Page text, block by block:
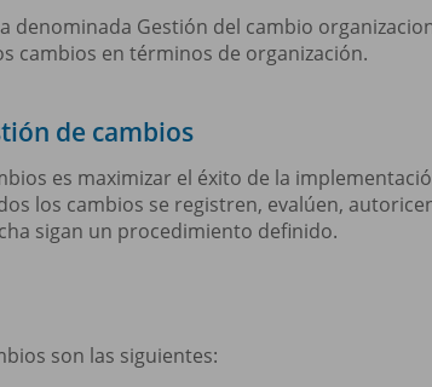
denominada Gestión del cambio
cambios en términos de organización.
de cambios
es maximizar el éxito de la
los cambios se registren, evalúen,
sigan un procedimiento definido.
son las siguientes: